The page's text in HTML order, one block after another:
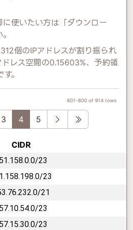
使いたい方は「ダウンロー
個のIPアドレスが割り振られ
レス空間の0.15603%、予約領
。
601-800 of 914 rows
3 4 5 Next
CIDR
23
23
21
23
23